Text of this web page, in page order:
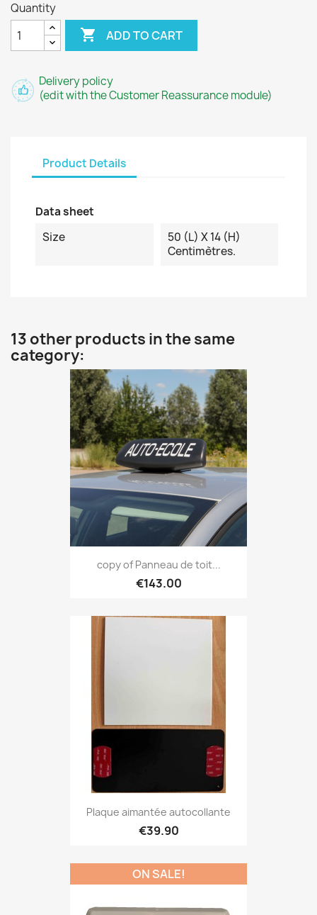
Quantity
 ADD TO CART
Delivery policy
(edit with the Customer Reassurance module)
Product Details
Data sheet
Size
50 (L) X 14 (H)
Centimètres.
13 other products in the same
category:
copy of Panneau de toit...
€143.00
Plaque aimantée autocollante
€39.90
ON SALE!